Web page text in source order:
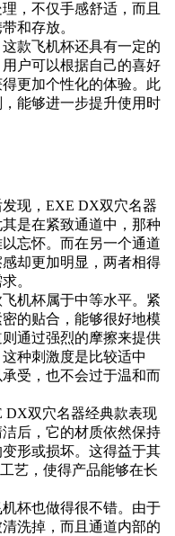
，不仅手感舒适，而且
和存放。
这款飞机杯还具有一定的
户可以根据自己的喜好
更加个性化的体验。此
能够进一步提升使用时
发现，EXE DX双穴名器
是在紧致通道中，那种
忘怀。而在另一个通道
却更加明显，两者相得
。
机杯属于中等水平。紧
的贴合，能够很好地模
通过强烈的摩擦来提供
种刺激度是比较适中
受，也不会过于温和而
DX双穴名器经典款表现
后，它的材质依然保持
形或损坏。这得益于其
艺，使得产品能够在长
机杯也做得很不错。由于
洗掉，而且通道内部的